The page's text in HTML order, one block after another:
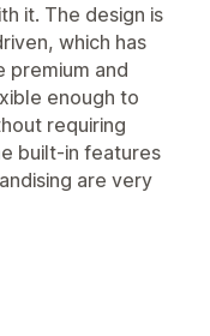
it. The design is
which has
premium and
enough to
requiring
built‑in features
are very